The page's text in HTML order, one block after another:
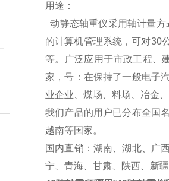
用途：
动静态轴重仪采用轴计量方
的计算机管理系统，可对30
等。广泛应用于市政工程、
家，号：在保持了一般电子
业企业、煤场、料场、冶金
我们产品的用户已分布全国
越南等国家。
国内直销：湖南、湖北、广
宁、青海、甘肃、陕西、新